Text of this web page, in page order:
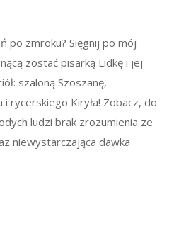
po zmroku? Sięgnij po mój
zostać pisarką Lidkę i jej
szaloną Szoszanę,
rycerskiego Kiryła! Zobacz, do
ludzi brak zrozumienia ze
niewystarczająca dawka